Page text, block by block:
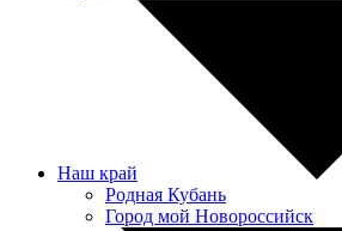
Наш край
Родная Кубань
Город мой Новороссийск